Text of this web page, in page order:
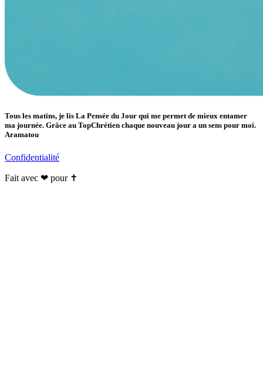
Tous les matins, je lis La Pensée du Jour qui me permet de mieux entamer
ma journée. Grâce au TopChrétien chaque nouveau jour a un sens pour moi.
Aramatou
Confidentialité
Fait avec ❤ pour ✝️️